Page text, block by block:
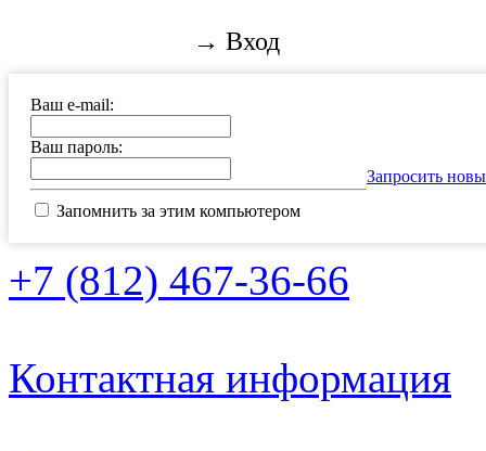
→ Вход
Ваш e-mail:
Запросить
Ваш пароль:
Запомнить за этим компьютером
+7 (812) 467-36-66
Контактная информация